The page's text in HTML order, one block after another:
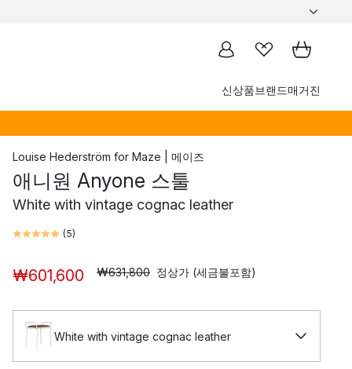
신상품브랜드매거진
Louise Hederström for Maze | 메이즈
애니원 Anyone 스툴
White with vintage cognac leather
(5)
₩601,600 ₩631,800 정상가 (세금불포함)
White with vintage cognac leather